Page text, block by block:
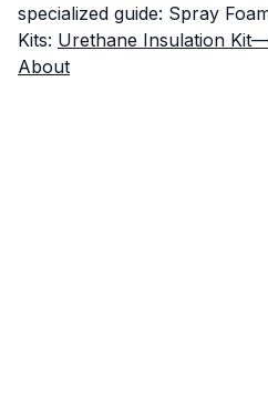
specialized guide: Spray
Kits: Urethane Insulation
About